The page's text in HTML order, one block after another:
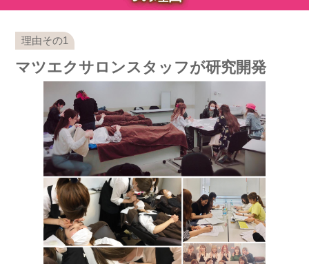
マツエクサロンスタッフが研究開発